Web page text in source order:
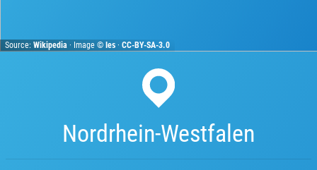
Source:Wikipedia · Image ©Ies ·CC-BY-SA-3.0
Nordrhein-Westfalen